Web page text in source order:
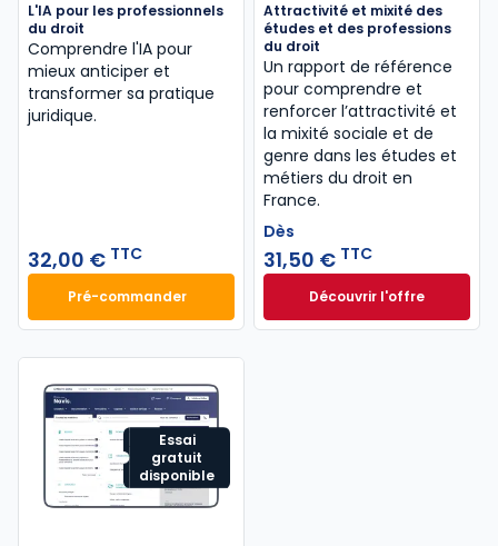
L'IA pour les professionnels
du droit
Comprendre l'IA pour
mieux anticiper et
transformer sa pratique
juridique.
32,00 € TTC
Pré-commanderL'IA pour les professionnels du droit à 32,00 € TTC
Attractivité et mixité des
études et des professions
du droit
Un rapport de référence
pour comprendre et
renforcer l’attractivité et
la mixité sociale et de
genre dans les études et
métiers du droit en
France.
Dès
31,50 € TTC
Découvrir l'offre
Attractivité et
Dès
Essai
gratuit
disponible